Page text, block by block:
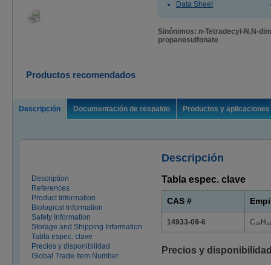
Data Sheet
Sinónimos: n-Tetradecyl-N,N-
propanesulfonate
Productos recomendados
Descripción Documentación de respaldo Productos y
Descripción
Description
References
Product Information
Biological Information
Safety Information
Storage and Shipping Information
Tabla espec. clave
Precios y disponibilidad
Global Trade Item Number
Tabla espec. clave
CAS #
14933-09-6
Precios y